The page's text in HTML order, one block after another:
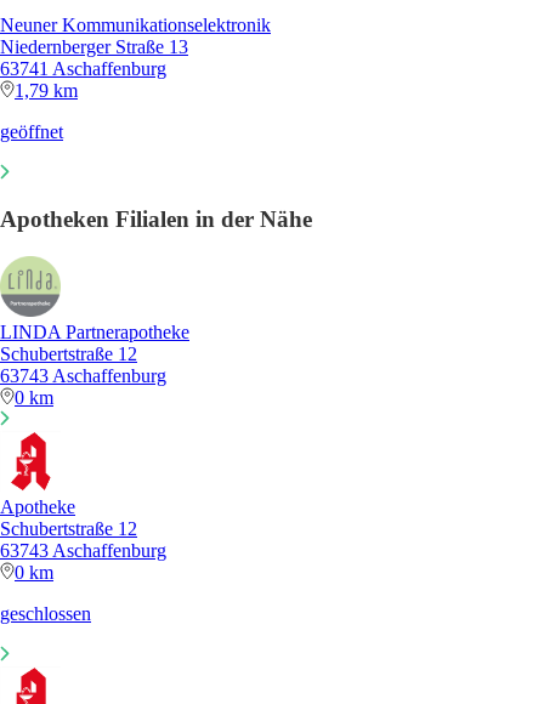
Neuner Kommunikationselektronik
Niedernberger Straße 13
63741 Aschaffenburg
1,79 km
geöffnet
Apotheken Filialen in der Nähe
LINDA Partnerapotheke
Schubertstraße 12
63743 Aschaffenburg
0 km
Apotheke
Schubertstraße 12
63743 Aschaffenburg
0 km
geschlossen